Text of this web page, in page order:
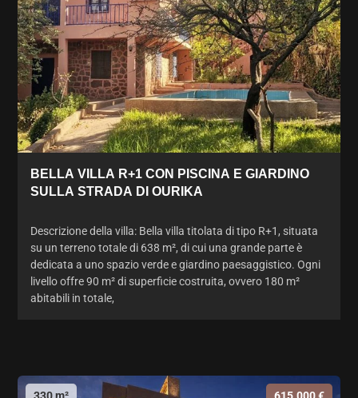
BELLA VILLA R+1 CON PISCINA E GIARDINO
SULLA STRADA DI OURIKA
Descrizione della villa: Bella villa titolata di tipo R+1, situata
su un terreno totale di 638 m², di cui una grande parte è
dedicata a uno spazio verde e giardino paesaggistico. Ogni
livello offre 90 m² di superficie costruita, ovvero 180 m²
abitabili in totale,